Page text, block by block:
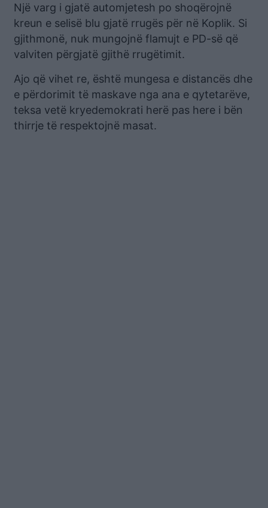
Një varg i gjatë automjetesh po shoqërojnë
kreun e selisë blu gjatë rrugës për në Koplik. Si
gjithmonë, nuk mungojnë flamujt e PD-së që
valviten përgjatë gjithë rrugëtimit.
Ajo që vihet re, është mungesa e distancës dhe
e përdorimit të maskave nga ana e qytetarëve,
teksa vetë kryedemokrati herë pas here i bën
thirrje të respektojnë masat.